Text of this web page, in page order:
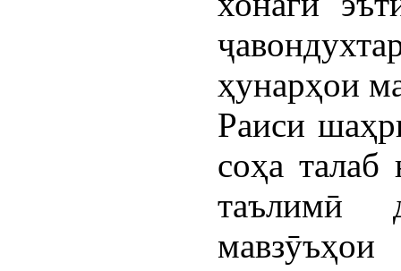
ҳунарҳои
Раиси
соҳа талаб
таълимӣ